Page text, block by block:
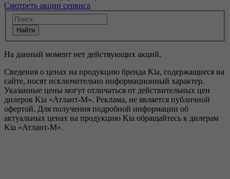
Смотреть акции сервиса
На данный момент нет действующих акций.
Сведения о ценах на продукцию бренда Kia, содержащиеся на
сайте, носят исключительно информационный характер.
Указанные цены могут отличаться от действительных цен
дилеров Kia «Атлант-М». Реклама, не является публичной
офертой. Для получения подробной информации об
актуальных ценах на продукцию Kia обращайтесь к дилерам
Kia «Атлант-М».